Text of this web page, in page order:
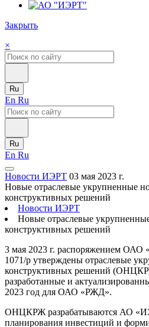
Закрыть
×
Ru
En Ru
Ru
En Ru
Новости ИЭРТ 03 мая 2023 г.
Новые отраслевые укрупненные
конструктивных решений
Новости ИЭРТ
Новые отраслевые
конструктивных решений
3 мая 2023 г. распоряжением ОАО
1071/р утверждены отраслевые
конструктивных решений
разработанные и
2023 год для ОАО «РЖД».
ОНЦКРЖ разрабатываются АО
планирования инвестиций и